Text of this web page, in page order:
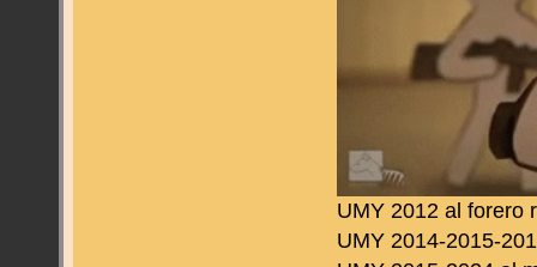
UMY 2012 al forero
UMY 2014-2015-